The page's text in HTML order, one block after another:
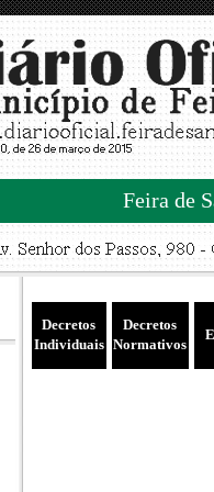
Feira de
Decretos
Individuais
Decretos
Normativos